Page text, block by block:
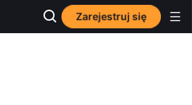
Zarejestruj się